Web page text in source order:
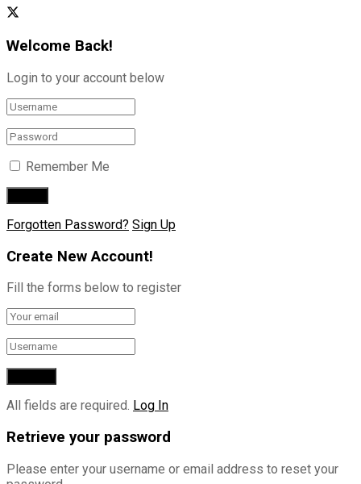
Welcome Back!
Login to your account below
Remember Me
Forgotten Password? Sign Up
Create New Account!
Fill the forms below to register
All fields are required. Log In
Retrieve your password
Please enter your username or email address to reset your